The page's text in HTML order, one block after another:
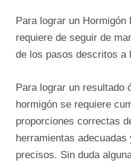
Para lograr un
requiere de seguir de
de los pasos descritos a
Para lograr un resultado
hormigón se requiere
proporciones correctas
herramientas
precisos. Sin duda